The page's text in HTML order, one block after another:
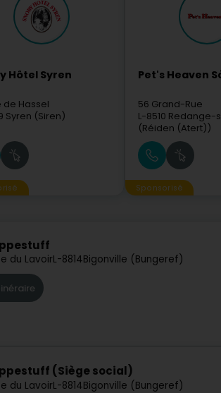
Hôtel Syren
de Hassel
Syren (Siren)
Pet's Heaven
56 Grand-Rue
L-8510 Redange-
(Réiden (Atert))
Sponsorisé
du LavoirL-8814Bigonville (Bungeref)
(Siège social)
du LavoirL-8814Bigonville (Bungeref)